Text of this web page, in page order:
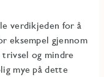
verdikjeden for å
eksempel gjennom
og mindre
mye på dette